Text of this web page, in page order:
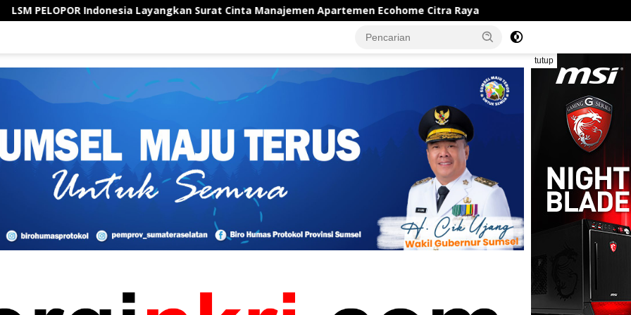
Layangkan Surat Cinta Manajemen Apartemen Ecohome Citra Raya Patroli Blue Light Polisi Amankan Pelaku
tutup